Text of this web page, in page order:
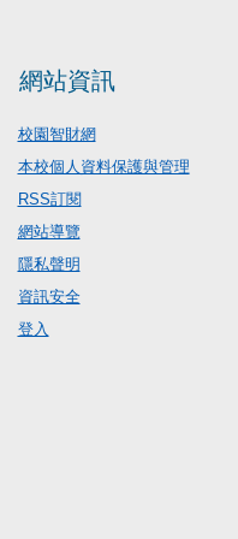
網站資訊
校園智財網
本校個人資料保護與管理
RSS訂閱
網站導覽
隱私聲明
資訊安全
登入